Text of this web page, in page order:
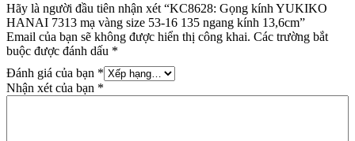
Hãy là người đầu tiên nhận xét “KC8628: Gọng kính YUKIKO
HANAI 7313 mạ vàng size 53-16 135 ngang kính 13,6cm”
Email của bạn sẽ không được hiển thị công khai. Các trường bắt
buộc được đánh dấu *
Đánh giá của bạn *
Nhận xét của bạn *